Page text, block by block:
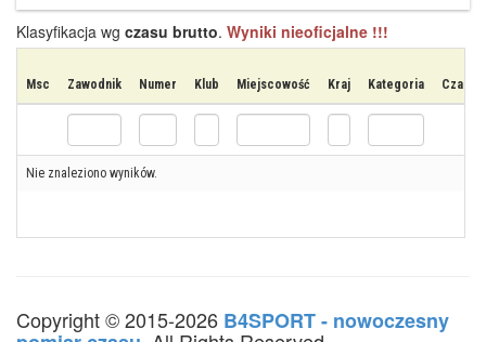
Klasyfikacja wg czasu brutto. Wyniki nieoficjalne !!!
Msc Zawodnik Numer Klub Miejscowość Kraj Kategoria Czas
Nie znaleziono wyników.
Copyright © 2015-2026 B4SPORT - nowoczesny